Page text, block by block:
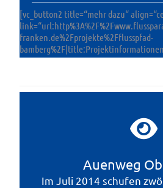
[vc_button2 title=“mehr dazu“
franken.de%2Fprojekte%2Fflusspfad-
Auenweg
Im Juli 2014 schufen